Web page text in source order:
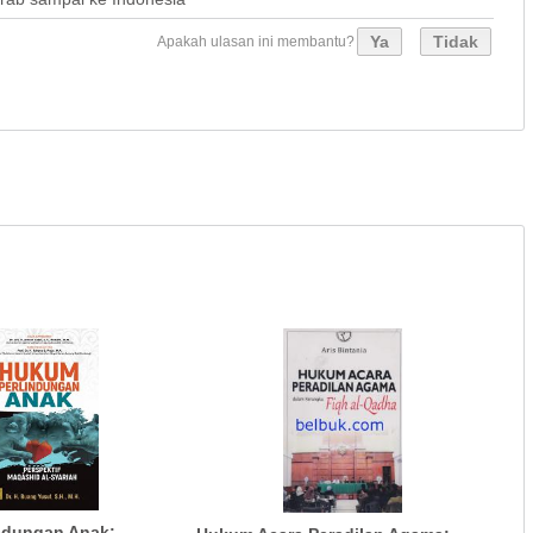
Apakah ulasan ini membantu? Ya Tidak